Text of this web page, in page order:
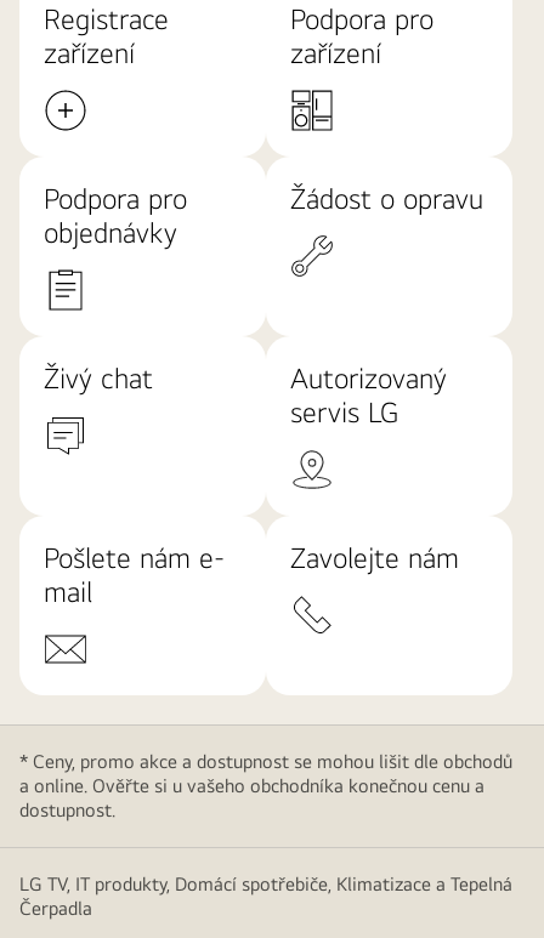
Registrace
zařízení
Podpora pro
zařízení
Podpora pro
objednávky
Žádost o opravu
Živý chat
Autorizovaný
servis LG
Pošlete nám e-
mail
Zavolejte nám
* Ceny, promo akce a dostupnost se mohou lišit dle obchodů
a online. Ověřte si u vašeho obchodníka konečnou cenu a
dostupnost.
LG TV, IT produkty, Domácí spotřebiče, Klimatizace a Tepelná
Čerpadla